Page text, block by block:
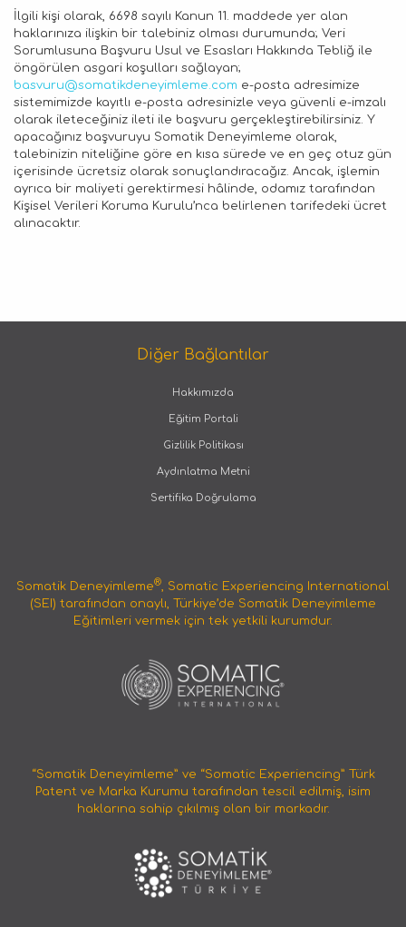
İlgili kişi olarak, 6698 sayılı Kanun 11. maddede yer alan
haklarınıza ilişkin bir talebiniz olması durumunda; Veri
Sorumlusuna Başvuru Usul ve Esasları Hakkında Tebliğ ile
öngörülen asgari koşulları sağlayan;
basvuru@somatikdeneyimleme.com e-posta adresimize
sistemimizde kayıtlı e-posta adresinizle veya güvenli e-imzalı
olarak ileteceğiniz ileti ile başvuru gerçekleştirebilirsiniz. Y
apacağınız başvuruyu Somatik Deneyimleme olarak,
talebinizin niteliğine göre en kısa sürede ve en geç otuz gün
içerisinde ücretsiz olarak sonuçlandıracağız. Ancak, işlemin
ayrıca bir maliyeti gerektirmesi hâlinde, odamız tarafından
Kişisel Verileri Koruma Kurulu’nca belirlenen tarifedeki ücret
alınacaktır.
Diğer Bağlantılar
Hakkımızda
Eğitim Portali
Gizlilik Politikası
Aydınlatma Metni
Sertifika Doğrulama
Somatik Deneyimleme®, Somatic Experiencing International
(SEI) tarafından onaylı, Türkiye’de Somatik Deneyimleme
Eğitimleri vermek için tek yetkili kurumdur.
“Somatik Deneyimleme” ve “Somatic Experiencing” Türk
Patent ve Marka Kurumu tarafından tescil edilmiş, isim
haklarına sahip çıkılmış olan bir markadır.